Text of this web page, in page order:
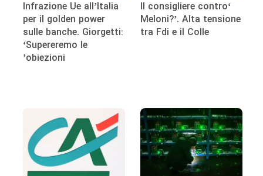
Infrazione Ue all’Italia
per il golden power
sulle banche. Giorgetti:
‘Supereremo le
obiezioni’
‘Il consigliere contro
Meloni?’. Alta tensione
tra Fdi e il Colle